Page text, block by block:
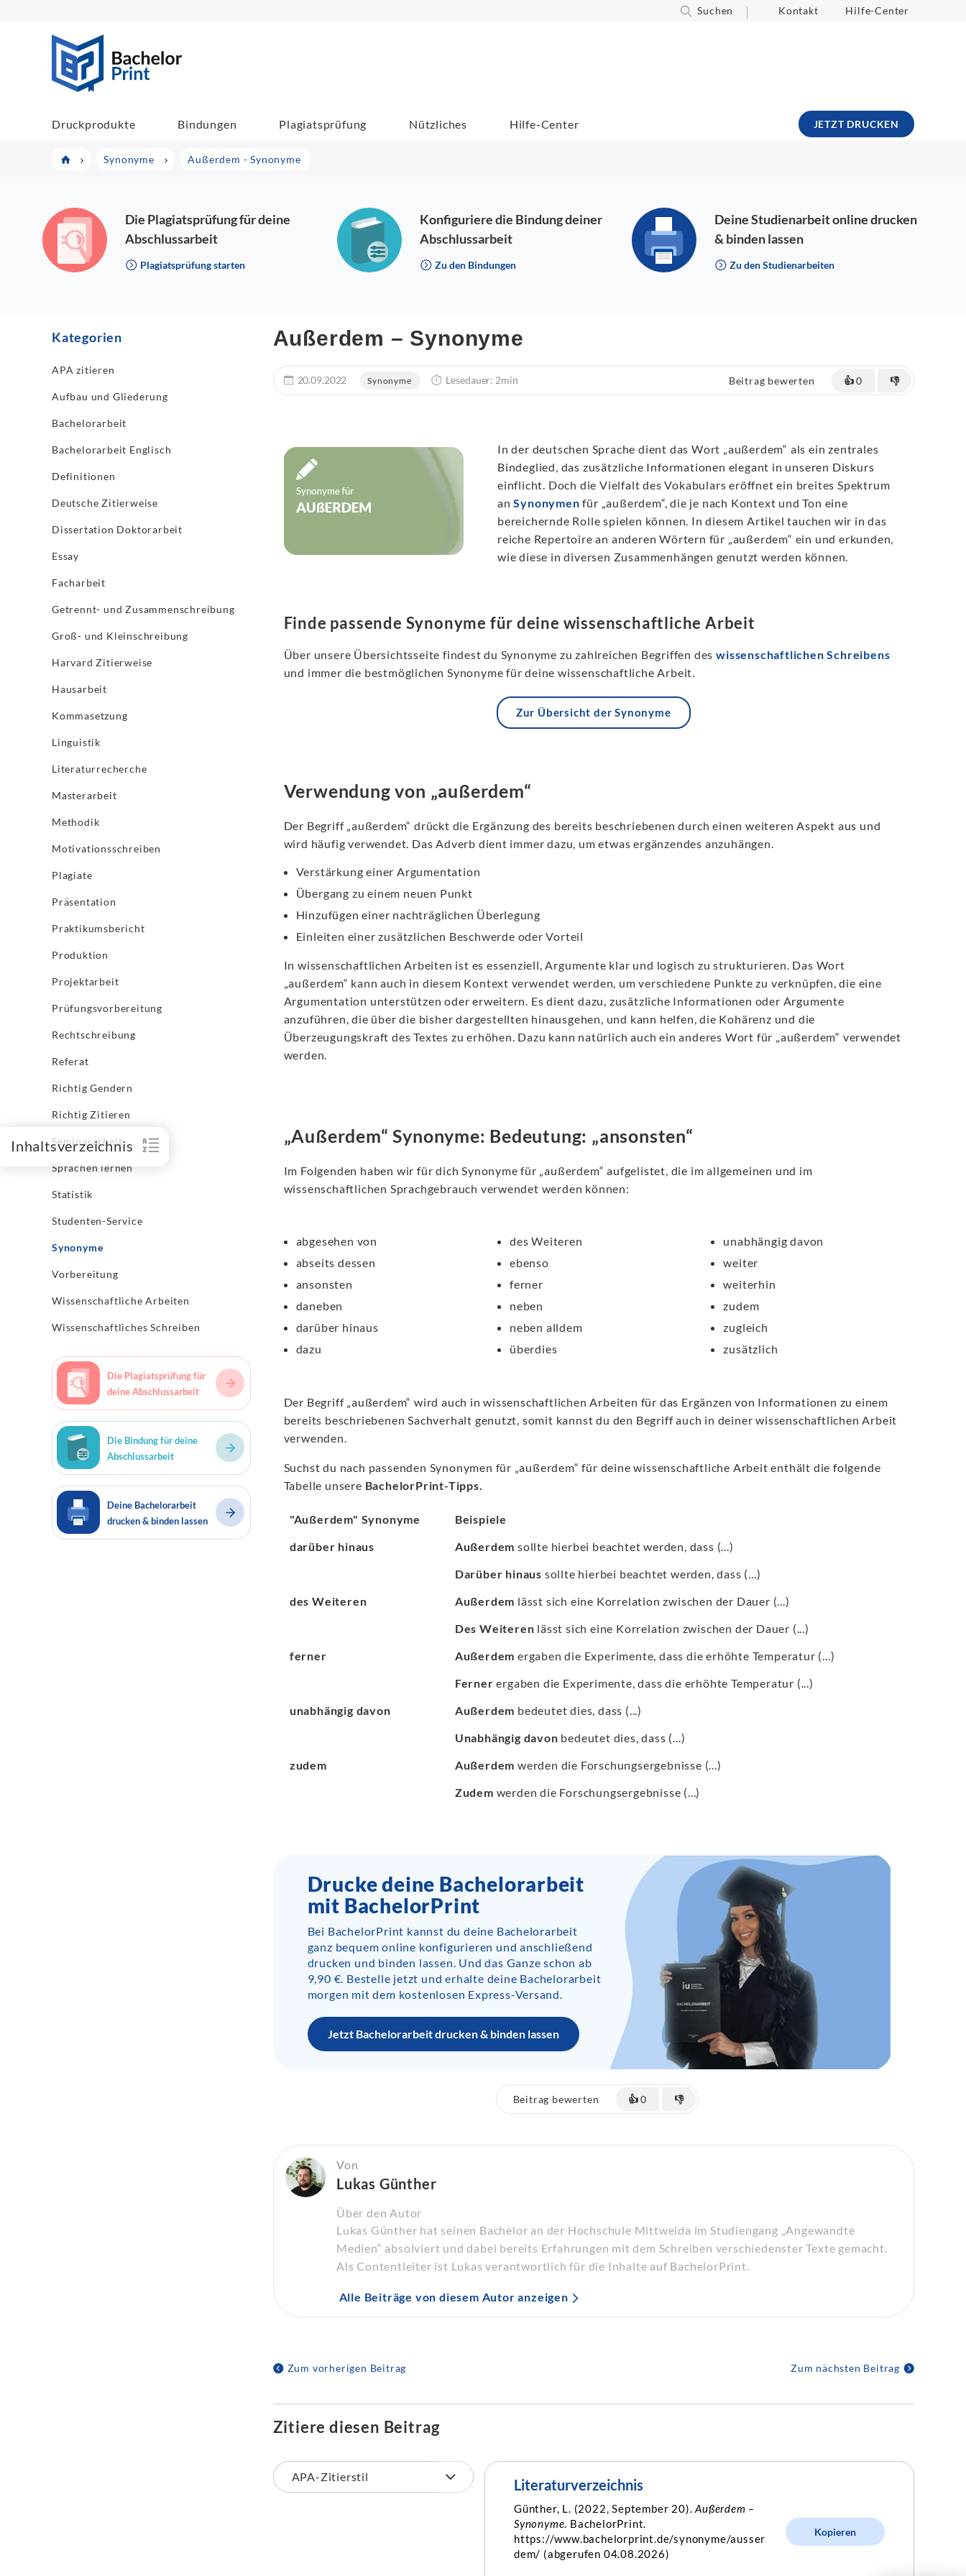
Suchen Kontakt Hilfe-Center
Druckprodukte Bindungen Plagiatsprüfung Nützliches Hilfe-Center JETZT DRUCKEN
Synonyme Außerdem - Synonyme
Die Plagiatsprüfung für deine
Abschlussarbeit
Plagiatsprüfung starten
Konfiguriere die Bindung deiner
Abschlussarbeit
Zu den Bindungen
Deine Studienarbeit online drucken
& binden lassen
Zu den Studienarbeiten
Kategorien
APA zitieren
Aufbau und Gliederung
Bachelorarbeit
Bachelorarbeit Englisch
Definitionen
Deutsche Zitierweise
Dissertation Doktorarbeit
Essay
Facharbeit
Getrennt- und Zusammenschreibung
Groß- und Kleinschreibung
Harvard Zitierweise
Hausarbeit
Kommasetzung
Linguistik
Literaturrecherche
Masterarbeit
Methodik
Motivationsschreiben
Plagiate
Präsentation
Praktikumsbericht
Produktion
Projektarbeit
Prüfungsvorbereitung
Rechtschreibung
Referat
Richtig Gendern
Richtig Zitieren
Seminararbeit
Sprachen lernen
Statistik
Studenten-Service
Synonyme
Vorbereitung
Wissenschaftliche Arbeiten
Wissenschaftliches Schreiben
Die Plagiatsprüfung für
deine Abschlussarbeit
Die Bindung für deine
Abschlussarbeit
Deine Bachelorarbeit
drucken & binden lassen
Außerdem – Synonyme
20.09.2022 Synonyme Lesedauer: 2min Beitrag bewerten 👍0 👎
Inhaltsverzeichnis
In der deutschen Sprache dient das Wort „außerdem“ als ein zentrales
Bindeglied, das zusätzliche Informationen elegant in unseren Diskurs
einflicht. Doch die Vielfalt des Vokabulars eröffnet ein breites Spektrum
anSynonymen für „außerdem“, die je nach Kontext und Ton eine
bereichernde Rolle spielen können. In diesem Artikel tauchen wir in das
reiche Repertoire an anderen Wörtern für „außerdem“ ein und erkunden,
wie diese in diversen Zusammenhängen genutzt werden können.
Finde passende Synonyme für deine wissenschaftliche Arbeit
Über unsere Übersichtsseite findest du Synonyme zu zahlreichen Begriffen deswissenschaftlichen Schreibens
und immer die bestmöglichen Synonyme für deine wissenschaftliche Arbeit.
Zur Übersicht der Synonyme
Verwendung von „außerdem“
Der Begriff „außerdem“ drückt die Ergänzung des bereits beschriebenen durch einen weiteren Aspekt aus und
wird häufig verwendet. Das Adverb dient immer dazu, um etwas ergänzendes anzuhängen.
Verstärkung einer Argumentation
Übergang zu einem neuen Punkt
Hinzufügen einer nachträglichen Überlegung
Einleiten einer zusätzlichen Beschwerde oder Vorteil
In wissenschaftlichen Arbeiten ist es essenziell, Argumente klar und logisch zu strukturieren. Das Wort
„außerdem“ kann auch in diesem Kontext verwendet werden, um verschiedene Punkte zu verknüpfen, die eine
Argumentation unterstützen oder erweitern. Es dient dazu, zusätzliche Informationen oder Argumente
anzuführen, die über die bisher dargestellten hinausgehen, und kann helfen, die Kohärenz und die
Überzeugungskraft des Textes zu erhöhen. Dazu kann natürlich auch ein anderes Wort für „außerdem“ verwendet
werden.
„Außerdem“ Synonyme: Bedeutung: „ansonsten“
Im Folgenden haben wir für dich Synonyme für „außerdem“ aufgelistet, die im allgemeinen und im
wissenschaftlichen Sprachgebrauch verwendet werden können:
abgesehen von
abseits dessen
ansonsten
daneben
darüber hinaus
dazu
des Weiteren
ebenso
ferner
neben
neben alldem
überdies
unabhängig davon
weiter
weiterhin
zudem
zugleich
zusätzlich
Der Begriff „außerdem“ wird auch in wissenschaftlichen Arbeiten für das Ergänzen von Informationen zu einem
bereits beschriebenen Sachverhalt genutzt, somit kannst du den Begriff auch in deiner wissenschaftlichen Arbeit
verwenden.
Suchst du nach passenden Synonymen für „außerdem“ für deine wissenschaftliche Arbeit enthält die folgende
Tabelle unsere BachelorPrint-Tipps.
"Außerdem" Synonyme
Beispiele
darüber hinaus
Außerdem sollte hierbei beachtet werden, dass (...)
Darüber hinaus sollte hierbei beachtet werden, dass (...)
des Weiteren
Außerdem lässt sich eine Korrelation zwischen der Dauer (...)
Des Weiteren lässt sich eine Korrelation zwischen der Dauer (...)
ferner
Außerdem ergaben die Experimente, dass die erhöhte Temperatur (...)
Ferner ergaben die Experimente, dass die erhöhte Temperatur (...)
unabhängig davon
Außerdem bedeutet dies, dass (...)
Unabhängig davon bedeutet dies, dass (...)
zudem
Außerdem werden die Forschungsergebnisse (...)
Zudem werden die Forschungsergebnisse (...)
Drucke deine Bachelorarbeit
mit BachelorPrint
Bei BachelorPrint kannst du deine Bachelorarbeit
ganz bequem online konfigurieren und anschließend
drucken und binden lassen. Und das Ganze schon ab
9,90 €. Bestelle jetzt und erhalte deine Bachelorarbeit
morgen mit dem kostenlosen Express-Versand.
Jetzt Bachelorarbeit drucken & binden lassen
Beitrag bewerten 👍0 👎
Von
Lukas Günther
Über den Autor
Lukas Günther hat seinen Bachelor an der Hochschule Mittweida im Studiengang „Angewandte
Medien“ absolviert und dabei bereits Erfahrungen mit dem Schreiben verschiedenster Texte gemacht.
Als Contentleiter ist Lukas verantwortlich für die Inhalte auf BachelorPrint.
Alle Beiträge von diesem Autor anzeigen
Zum vorherigen Beitrag Zum nächsten Beitrag
Zitiere diesen Beitrag
Literaturverzeichnis
Günther, L. (2022, September 20).Außerdem –
Synonyme. BachelorPrint.
https://www.bachelorprint.de/synonyme/ausser
dem/ (abgerufen 04.08.2026)
Kopieren